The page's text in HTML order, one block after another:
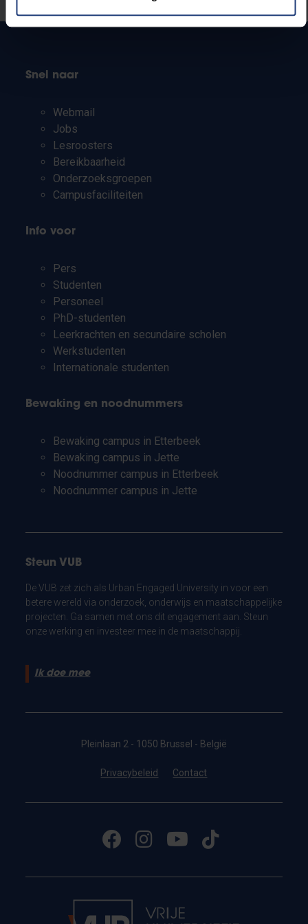
Snel naar
Webmail
Jobs
Lesroosters
Bereikbaarheid
Onderzoeksgroepen
Campusfaciliteiten
Info voor
Pers
Studenten
Personeel
PhD-studenten
Leerkrachten en secundaire scholen
Werkstudenten
Internationale studenten
Bewaking en noodnummers
Bewaking campus in Etterbeek
Bewaking campus in Jette
Noodnummer campus in Etterbeek
Noodnummer campus in Jette
Steun VUB
De VUB zet zich als Urban Engaged University in voor een
betere wereld via onderzoek, onderwijs en maatschappelijke
projecten. Ga samen met ons dit engagement aan. Steun
onze werking en investeer mee in de maatschappij.
Ik doe mee
Pleinlaan 2 - 1050 Brussel - België
Privacybeleid Contact